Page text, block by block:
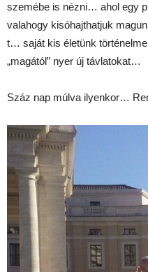
szemébe is nézni… ahol egy
valahogy kisóhajthatjuk
t… saját kis életünk
„magától” nyer új távlatokat…
Száz nap múlva ilyenkor…